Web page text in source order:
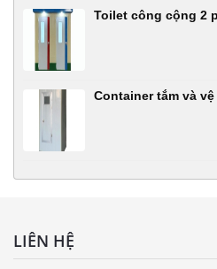
Toilet công cộng 2
Container tắm và
LIÊN HỆ